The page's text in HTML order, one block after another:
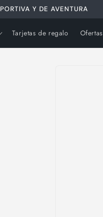
Y DE AVENTURA
Tarjetas de regalo Ofertas